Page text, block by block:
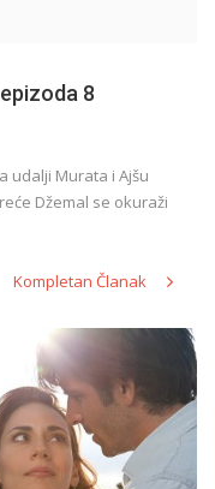
8
udalji Murata i Ajšu
Džemal se okuraži
Kompletan Članak